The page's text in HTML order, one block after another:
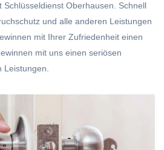
Schlüsseldienst Oberhausen. Schnell
und alle anderen Leistungen
mit Ihrer Zufriedenheit einen
mit uns einen seriösen